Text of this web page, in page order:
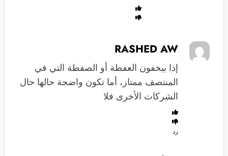
RASHED AW
إذا بيخفون العفطة أو الصفطة التي في
المنتصف ممتاز، أما تكون واضحة حالها حال
الشركات الأخرى فلا
رد